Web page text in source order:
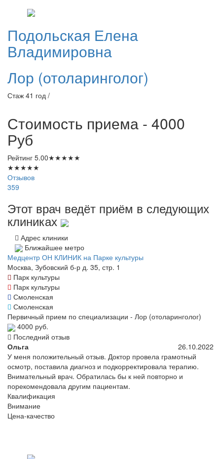
Подольская Елена
Владимировна
Лор (отоларинголог)
Стаж 41 год /
Стоимость приема - 4000
Руб
Рейтинг 5.00★★★★★
★★★★★
Отзывов
359
Этот врач ведёт приём в следующих
клиниках
Адрес клиники
Ближайшее метро
Медцентр ОН КЛИНИК на Парке культуры
Москва, Зубовский б-р д. 35, стр. 1
Парк культуры
Парк культуры
Смоленская
Смоленская
Первичный прием по специализации - Лор (отоларинголог)
4000 руб.
Последний отзыв
Ольга
26.10.2022
У меня положительный отзыв. Доктор провела грамотный
осмотр, поставила диагноз и подкорректировала терапию.
Внимательный врач. Обратилась бы к ней повторно и
порекомендовала другим пациентам.
Квалификация
Внимание
Цена-качество